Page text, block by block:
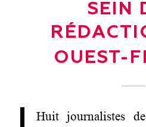
SEIN
OUEST-
Huit journalistes